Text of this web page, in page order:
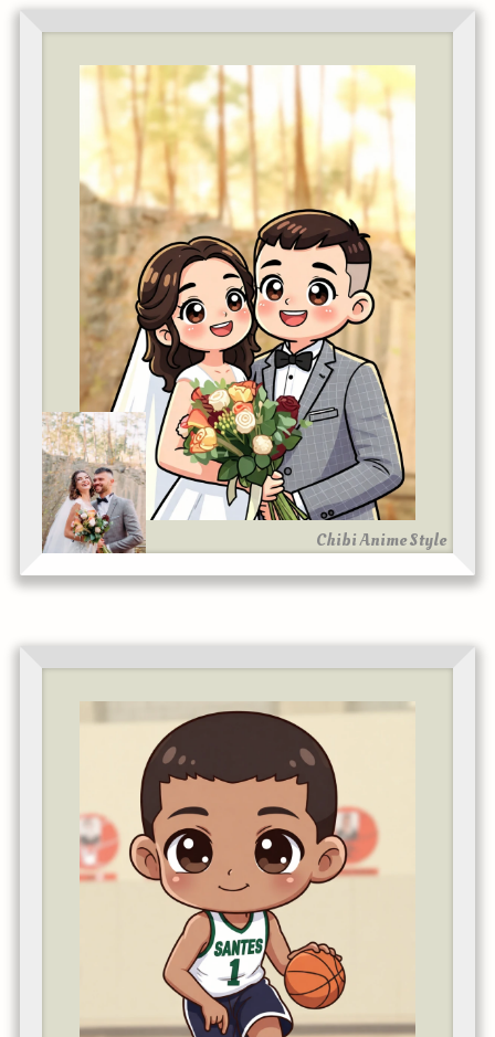
Chibi Anime Style